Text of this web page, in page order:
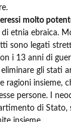
molto
etnia ebraica.
sono legati
i 13 anni di
eliminare gli stati
ragioni insieme,
persone. I
di Stato,